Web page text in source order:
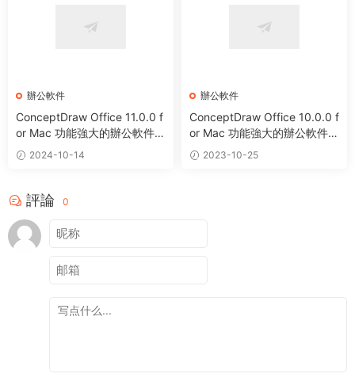
辦公軟件
ConceptDraw Office 11.0.0 f
or Mac 功能強大的辦公軟件套
裝 2024-10-14
辦公軟件
ConceptDraw Office 10.0.0 f
or Mac 功能強大的辦公軟件套
裝 2023-10-25
評論 0